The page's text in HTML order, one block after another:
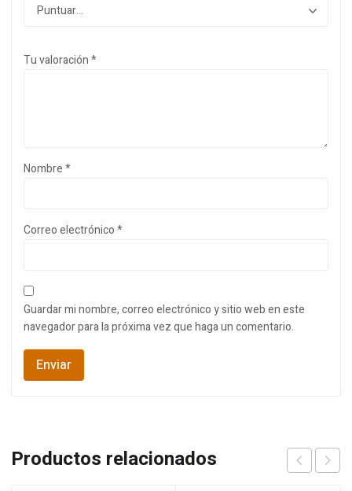
Tu valoración*
Nombre*
Correo electrónico*
Guardar mi nombre, correo electrónico y sitio web en este
navegador para la próxima vez que haga un comentario.
Productos relacionados